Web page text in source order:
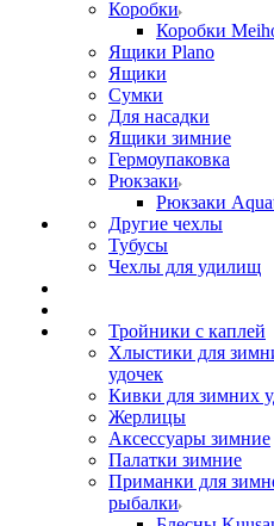
Коробки
Коробки
Ящики Plano
Ящики
Сумки
Для насадки
Ящики зимние
Гермоупаковка
Рюкзаки
Рюкзаки
Другие чехлы
Тубусы
Чехлы для удилищ
Тройники с каплей
Хлыстики для
удочек
Кивки для зимних
Жерлицы
Аксессуары зимние
Палатки зимние
Приманки для
рыбалки